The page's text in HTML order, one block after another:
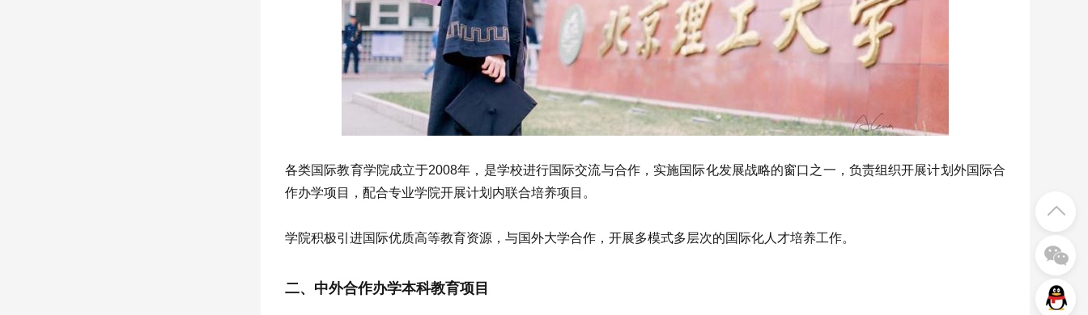
各类国际教育学院成立于2008年，是学校进行国际交流与合作，实施国际化发展战略的窗口之一，负责组织开展计划外国际合
作办学项目，配合专业学院开展计划内联合培养项目。
学院积极引进国际优质高等教育资源，与国外大学合作，开展多模式多层次的国际化人才培养工作。
二、中外合作办学本科教育项目